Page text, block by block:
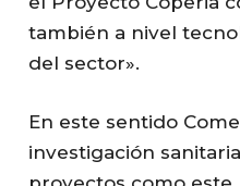
también a nivel
del sector».
En este sentido
investigación